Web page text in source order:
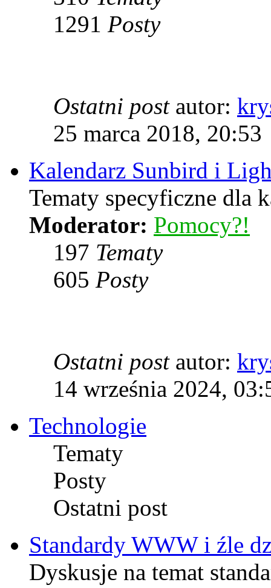
1291 Posty
Ostatni postautor:
25 marca 2018, 20:53
Kalendarz Sunbird i
Tematy specyficzne dla
Moderator: Pomocy?!
197 Tematy
605 Posty
Ostatni postautor:
14 września 2024,
Technologie
Tematy
Posty
Ostatni post
Standardy WWW i źle
Dyskusje na temat